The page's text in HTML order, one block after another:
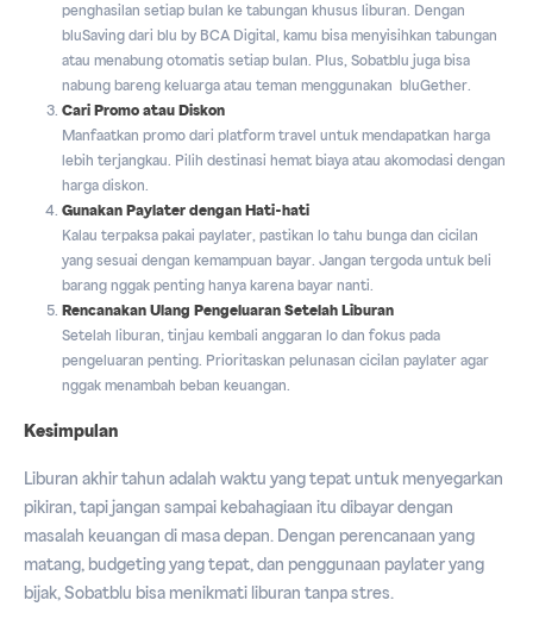
penghasilan setiap bulan ke tabungan khusus liburan. Dengan
bluSaving dari blu by BCA Digital, kamu bisa menyisihkan tabungan
atau menabung otomatis setiap bulan. Plus, Sobatblu juga bisa
nabung bareng keluarga atau teman menggunakan bluGether.
Cari Promo atau Diskon
Manfaatkan promo dari platform travel untuk mendapatkan harga
lebih terjangkau. Pilih destinasi hemat biaya atau akomodasi dengan
harga diskon.
Gunakan Paylater dengan Hati-hati
Kalau terpaksa pakai paylater, pastikan lo tahu bunga dan cicilan
yang sesuai dengan kemampuan bayar. Jangan tergoda untuk beli
barang nggak penting hanya karena bayar nanti.
Rencanakan Ulang Pengeluaran Setelah Liburan
Setelah liburan, tinjau kembali anggaran lo dan fokus pada
pengeluaran penting. Prioritaskan pelunasan cicilan paylater agar
nggak menambah beban keuangan.
Kesimpulan
Liburan akhir tahun adalah waktu yang tepat untuk menyegarkan
pikiran, tapi jangan sampai kebahagiaan itu dibayar dengan
masalah keuangan di masa depan. Dengan perencanaan yang
matang, budgeting yang tepat, dan penggunaan paylater yang
bijak, Sobatblu bisa menikmati liburan tanpa stres.